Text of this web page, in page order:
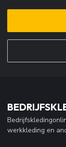
werkkleding en